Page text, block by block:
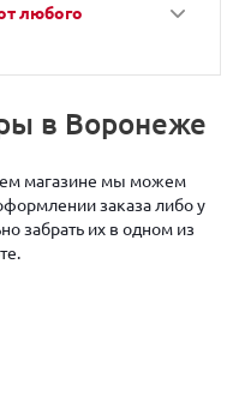
любого
в Воронеже
магазине мы можем
заказа либо у
забрать их в одном из